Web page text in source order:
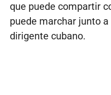
que puede compartir
puede marchar junto a
dirigente cubano.